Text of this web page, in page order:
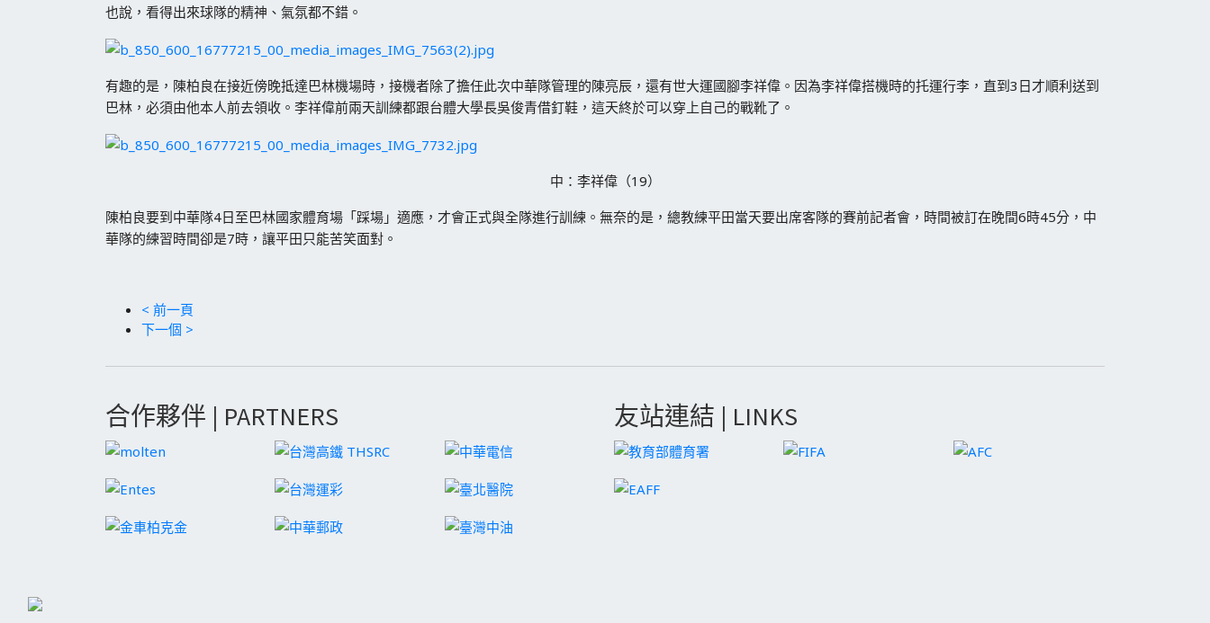
也說，看得出來球隊的精神、氣氛都不錯。
有趣的是，陳柏良在接近傍晚抵達巴林機場時，接機者除了擔任此次中華隊管理的陳亮辰，還有世大運國腳李祥偉。因為李祥偉搭機時的托運行李，直到3日才順利送到
巴林，必須由他本人前去領收。李祥偉前兩天訓練都跟台體大學長吳俊青借釘鞋，這天終於可以穿上自己的戰靴了。
中：李祥偉（19）
陳柏良要到中華隊4日至巴林國家體育場「踩場」適應，才會正式與全隊進行訓練。無奈的是，總教練平田當天要出席客隊的賽前記者會，時間被訂在晚間6時45分，中
華隊的練習時間卻是7時，讓平田只能苦笑面對。
< 前一頁
下一個 >
合作夥伴 | PARTNERS 友站連結 | LINKS